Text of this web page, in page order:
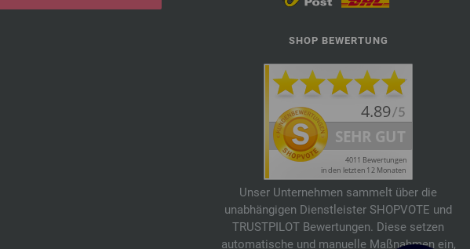
SHOP BEWERTUNG
Unser Unternehmen sammelt über die
unabhängigen Dienstleister SHOPVOTE und
TRUSTPILOT Bewertungen. Diese setzen
automatische und manuelle Maßnahmen ein,